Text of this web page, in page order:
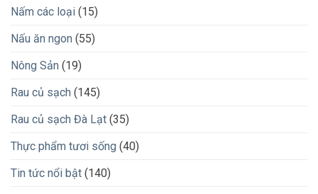
Nấm các loại (15)
Nấu ăn ngon (55)
Nông Sản (19)
Rau củ sạch (145)
Rau củ sạch Đà Lạt (35)
Thực phẩm tươi sống (40)
Tin tức nổi bật (140)